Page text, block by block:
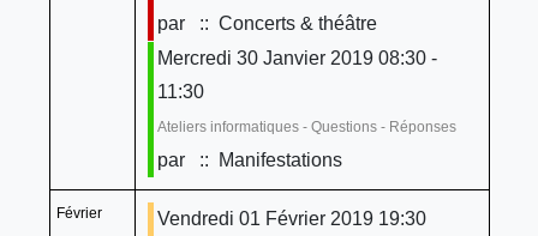
par
:: Concerts & théâtre
Mercredi 30 Janvier 2019 08:30 -
11:30
Ateliers informatiques - Questions - Réponses
par :: Manifestations
Février
Vendredi 01 Février 2019 19:30